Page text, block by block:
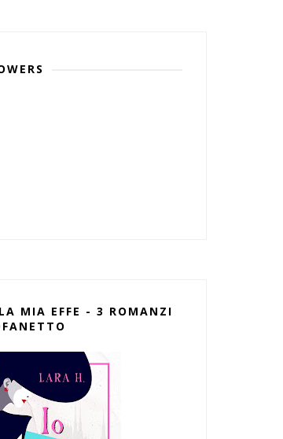
MIA EFFE - 3 ROMANZI